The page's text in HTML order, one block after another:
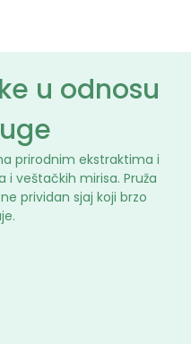
u odnosu
prirodnim ekstraktima i
i veštačkih mirisa. Pruža
prividan sjaj koji brzo